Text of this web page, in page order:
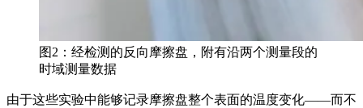
图2：经检测的反向摩擦盘，附有沿两个测量段的
时域测量数据
由于这些实验中能够记录摩擦盘整个表面的温度变化——而不